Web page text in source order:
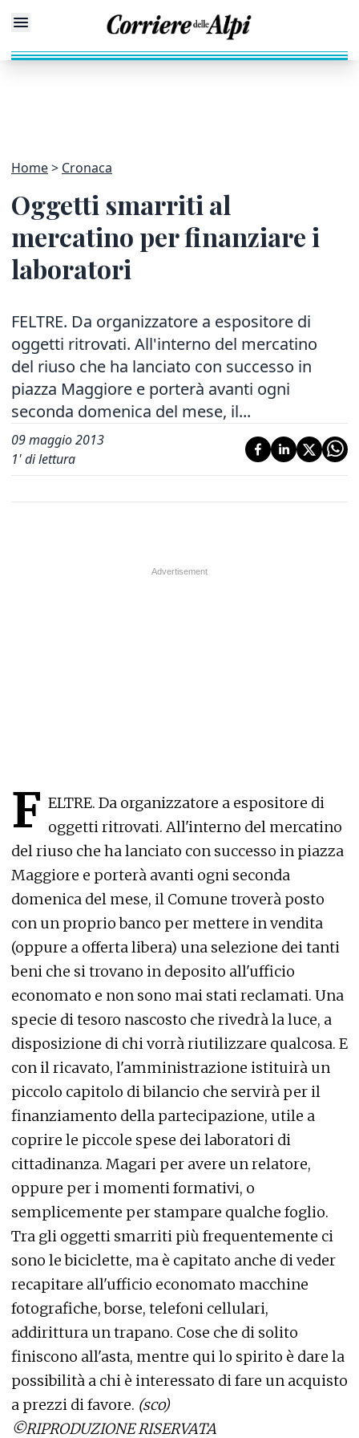
Home Cronaca
Oggetti smarriti al
mercatino per finanziare i
laboratori
FELTRE. Da organizzatore a espositore di
oggetti ritrovati. All'interno del mercatino
del riuso che ha lanciato con successo in
piazza Maggiore e porterà avanti ogni
seconda domenica del mese, il...
09 maggio 2013
1' di lettura
F ELTRE. Da organizzatore a espositore di
oggetti ritrovati. All'interno del mercatino
del riuso che ha lanciato con successo in piazza
Maggiore e porterà avanti ogni seconda
domenica del mese, il Comune troverà posto
con un proprio banco per mettere in vendita
(oppure a offerta libera) una selezione dei tanti
beni che si trovano in deposito all'ufficio
economato e non sono mai stati reclamati. Una
specie di tesoro nascosto che rivedrà la luce, a
disposizione di chi vorrà riutilizzare qualcosa. E
con il ricavato, l'amministrazione istituirà un
piccolo capitolo di bilancio che servirà per il
finanziamento della partecipazione, utile a
coprire le piccole spese dei laboratori di
cittadinanza. Magari per avere un relatore,
oppure per i momenti formativi, o
semplicemente per stampare qualche foglio.
Tra gli oggetti smarriti più frequentemente ci
sono le biciclette, ma è capitato anche di veder
recapitare all'ufficio economato macchine
fotografiche, borse, telefoni cellulari,
addirittura un trapano. Cose che di solito
finiscono all'asta, mentre qui lo spirito è dare la
possibilità a chi è interessato di fare un acquisto
a prezzi di favore. (sco)
©RIPRODUZIONE RISERVATA